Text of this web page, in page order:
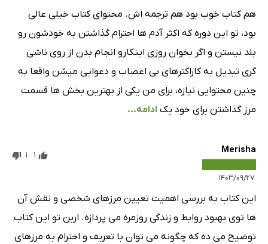
هم کتاب خوب بود هم ترجمه اش. محتوای کتاب خیلی عالی
بود، تو این دوره که اکثر آدم ها احترام گذاشتن به خودشون رو
بلد نیستن و اگر بخوان روزی اینکارو انجام بدن از روی ناشی
گری تبدیل به کاراکترهای بی اعصاب و دعوایی میشن واقعا به
چنین محتوایی نیازه، برای من یکی از بهترین بخش ها قسمت
مرز گذاشتن برای خود یک ادامه...
Merisha
۱۴۰۳/۰۹/۲۷
1
1
این کتاب به بررسی اهمیت تعیین مرزهای شخصی و نقش آن
ها توی بهبود روابط و زندگی روزمره می پردازه. اربن تو این کتاب
توضیح می ده که چگونه می توان با تعریف و احترام به مرزهای